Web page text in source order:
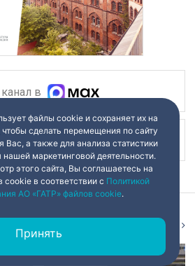
в
в
Ещё
файлы cookie и сохраняет их на
сделать перемещения по сайту
Вас, а также для анализа статистики
нашей маркетинговой деятельности.
этого сайта, Вы соглашаетесь на
cookie в соответствии с Политикой
АО «ГАТР» файлов cookie.
Принять